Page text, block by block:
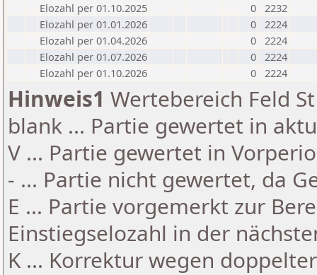
Elozahl per 01.10.2025
0 2232
Elozahl per 01.01.2026
0 2224
Elozahl per 01.04.2026
0 2224
Elozahl per 01.07.2026
0 2224
Elozahl per 01.10.2026
0 2224
Hinweis1 Wertebereich Feld
blank ... Partie gewertet in
V ... Partie gewertet in
- ... Partie nicht gewertet, da
E ... Partie vorgemerkt zur
Einstiegselozahl in der
K ... Korrektur wegen